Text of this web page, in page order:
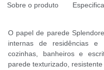
Sobre o produto
O papel de parede
internas de residências e
cozinhas, banheiros e
parede texturizado,